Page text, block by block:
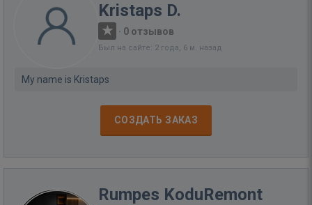
Kristaps D.
· 0 отзывов
Был на сайте: 2 года, 6 м. назад
My name is Kristaps
СОЗДАТЬ ЗАКАЗ
Rumpes KoduRemont